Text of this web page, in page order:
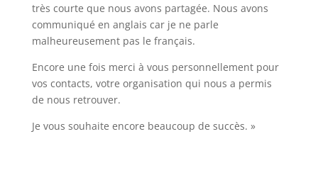
très courte que nous avons partagée. Nous avons
communiqué en anglais car je ne parle
malheureusement pas le français.
Encore une fois merci à vous personnellement pour
vos contacts, votre organisation qui nous a permis
de nous retrouver.
Je vous souhaite encore beaucoup de succès. »